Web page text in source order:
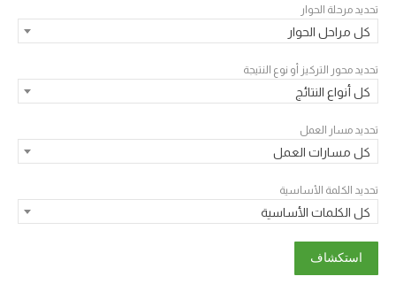
تحديد مرحلة الحوار
كل مراحل الحوار
تحديد محور التركيز أو نوع النتيجة
كل أنواع النتائج
تحديد مسار العمل
كل مسارات العمل
تحديد الكلمة الأساسية
كل الكلمات الأساسية